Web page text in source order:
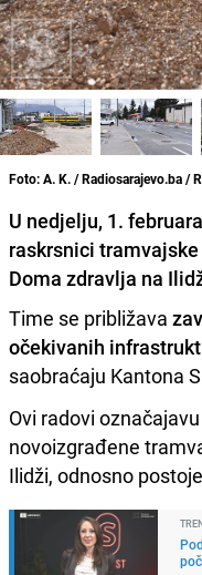
Foto: A. K. / Radiosarajevo.ba /
U nedjelju, 1.
raskrsnici
Doma zdravlja na
Time se približava
očekivanih
saobraćaju Kantona
Ovi radovi
novoizgrađene
Ilidži, odnosno